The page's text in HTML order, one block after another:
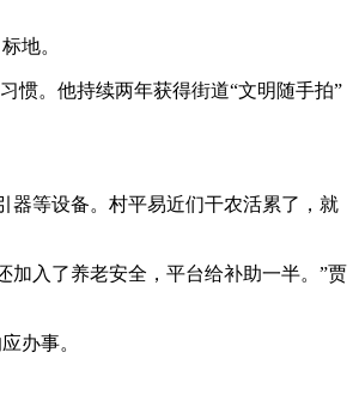
地。
。他持续两年获得街道“文明随手拍”
等设备。村平易近们干农活累了，就
入了养老安全，平台给补助一半。”贾
办事。